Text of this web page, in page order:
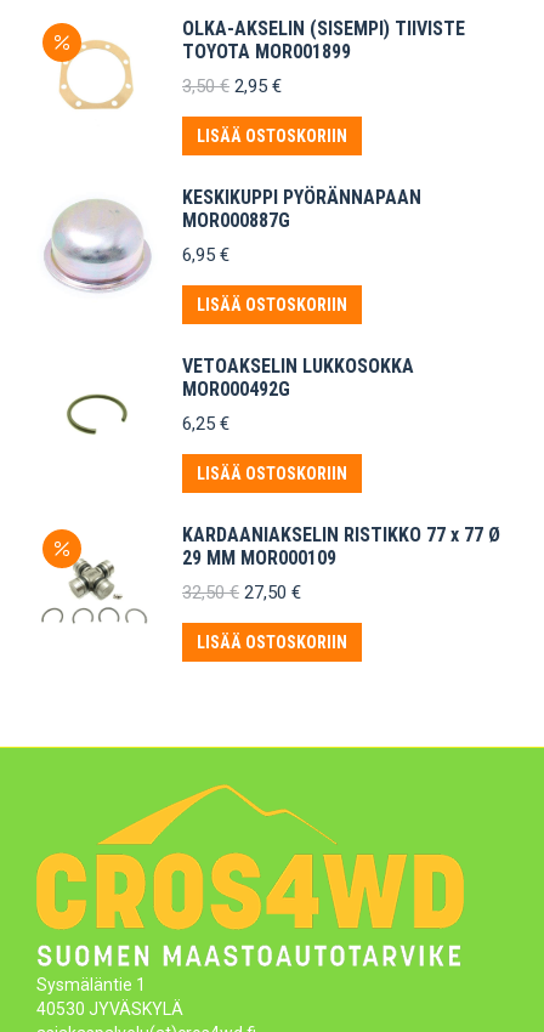
OLKA-AKSELIN (SISEMPI) TIIVISTE
TOYOTA MOR001899
3,50€ Alkuperäinen
oli:
3,50 €.
2,95 €Nykyinen
on:
2,95 €.
LISÄÄ OSTOSKORIIN
KESKIKUPPI PYÖRÄNNAPAAN
MOR000887G
6,95 €
LISÄÄ OSTOSKORIIN
VETOAKSELIN LUKKOSOKKA
MOR000492G
6,25 €
LISÄÄ OSTOSKORIIN
KARDAANIAKSELIN RISTIKKO 77 x 77 Ø
29 MM MOR000109
32,50€ Alkuperäinen
oli:
32,50 €.
27,50 €Nykyinen
on:
27,50 €.
LISÄÄ OSTOSKORIIN
Sysmäläntie 1
40530 JYVÄSKYLÄ